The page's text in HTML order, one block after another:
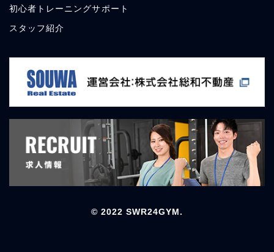
初心者トレーニングサポート
スタッフ紹介
© 2022 SWR24GYM.